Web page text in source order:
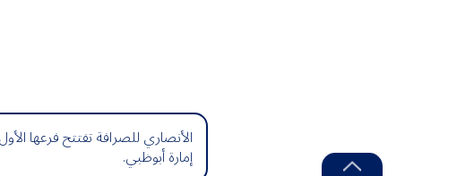
1966
الأنصاري للصرافة تفتتح فرعها
إمارة أبوظبي.